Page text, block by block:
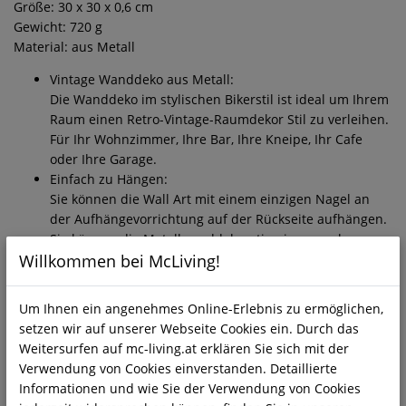
Größe: 30 x 30 x 0,6 cm
Gewicht: 720 g
Material: aus Metall
Vintage Wanddeko aus Metall:
Die Wanddeko im stylischen Bikerstil ist ideal um Ihrem
Raum einen Retro-Vintage-Raumdekor Stil zu verleihen.
Für Ihr Wohnzimmer, Ihre Bar, Ihre Kneipe, Ihr Cafe
oder Ihre Garage.
Einfach zu Hängen:
Sie können die Wall Art mit einem einzigen Nagel an
der Aufhängevorrichtung auf der Rückseite aufhängen.
Sie können die Metallwanddekoration in nur zehn
Minuten aufhängen. Leicht aufhängbare Metall
nur die Wanddeko aus, sondern es ist auch hinter dem
Produkt verborgen, so dass die schöne
Zusammensetzung der Wanddeko nicht beeinträchtigt
wird.
Beste Geschenkidee für BIKER:
Willkommen bei McLiving!
Um Ihnen ein angenehmes Online-Erlebnis zu ermöglichen,
setzen wir auf unserer Webseite Cookies ein. Durch das
Weitersurfen auf mc-living.at erklären Sie sich mit der
Verwendung von Cookies einverstanden. Detaillierte
Informationen und wie Sie der Verwendung von Cookies